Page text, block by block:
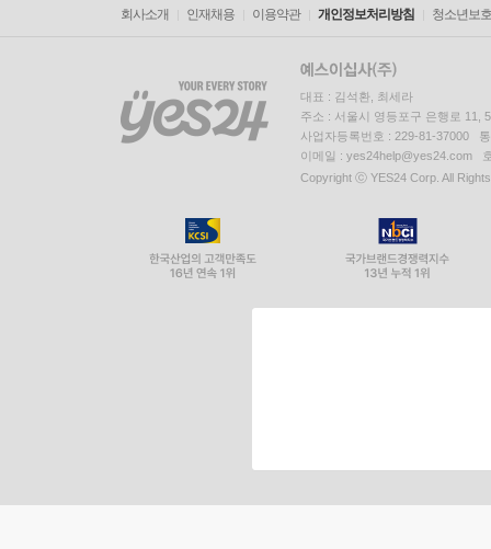
회사소개 인재채용 이용약관 개인정보처리방침 청소년보
대표 : 김석환, 최세라
주소 : 서울시 영등포구 은행로 11,
사업자등록번호 : 229-81-37000
이메일 : yes24help@yes24.com
Copyright ⓒ YES24 Corp. All